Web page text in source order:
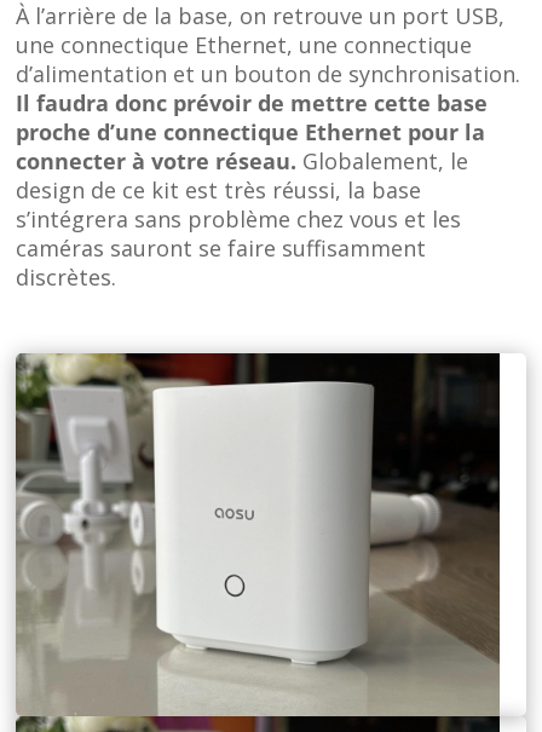
À l’arrière de la base, on retrouve un port USB,
une connectique Ethernet, une connectique
d’alimentation et un bouton de synchronisation.
Il faudra donc prévoir de mettre cette base
proche d’une connectique Ethernet pour la
connecter à votre réseau. Globalement, le
design de ce kit est très réussi, la base
s’intégrera sans problème chez vous et les
caméras sauront se faire suffisamment
discrètes.